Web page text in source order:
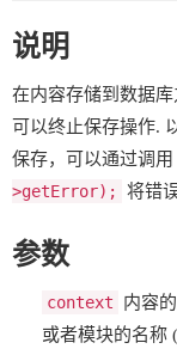
说明
在内容存储到数据
可以终止保存操作.
保存，可以通过调用
>getError);
将错
参数
context
内容
或者模块的名称